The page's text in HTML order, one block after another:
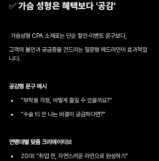
✅ 가슴 성형은 혜택보다 '공감'
가슴성형 CPA 소재로는 단순 할인·이벤트 문구보다,
고객의 불안과 궁금증을 건드리는 질문형 헤드라인이 효과적입
니다.
공감형 문구 예시
“부작용 걱정, 어떻게 줄일 수 있을까요?”
“수술 티 안 나는 비결이 궁금하다면?”
연령대별 맞춤 크리에이티브
20대: “취업 전, 자연스러운 라인으로 완성하기”